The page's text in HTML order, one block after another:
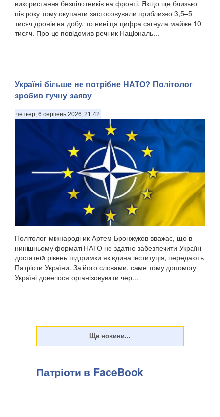
використання безпілотників на фронті. Якщо ще близько
пів року тому окупанти застосовували приблизно 3,5–5
тисяч дронів на добу, то нині ця цифра сягнула майже 10
тисяч. Про це повідомив речник Національ...
Україні більше не потрібне НАТО? Політолог
зробив гучну заяву
четвер, 6 серпень 2026, 21:42
Політолог-міжнародник Артем Бронжуков вважає, що в
нинішньому форматі НАТО не здатне забезпечити Україні
достатній рівень підтримки як єдина інституція, передають
Патріоти України. За його словами, саме тому допомогу
Україні довелося організовувати чер...
Патріоти в FaceBook